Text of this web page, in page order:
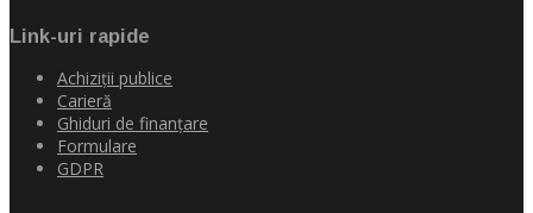
Link-uri rapide
Achiziţii publice
Carieră
Ghiduri de finanţare
Formulare
GDPR